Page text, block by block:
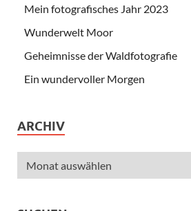
Mein fotografisches Jahr 2023
Wunderwelt Moor
Geheimnisse der Waldfotografie
Ein wundervoller Morgen
ARCHIV